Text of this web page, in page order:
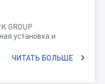
GROUP
установка и
ЧИТАТЬ БОЛЬШЕ